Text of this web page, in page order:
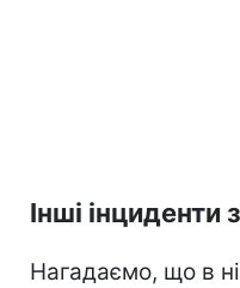
Інші інциденти
Нагадаємо, що в